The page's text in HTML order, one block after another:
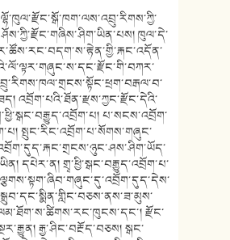
ཁུལ་དེ་
འབྲོག་པའི་ཐོན་རྫས་ཀྱང་རྫོང་དེའི་
པ་སངས་འབྲོག་
སྤུང་རིང་འབྲོག་པ་སོགས་གཞུང་
དཔེར་ན། གྲྭ་ཕྱི་སྒང་བརྒྱུད་འབྲོག་པ་
རྫོང་
རྒྱ་ཤིང་བརྔོད་བཅས། སྒང་